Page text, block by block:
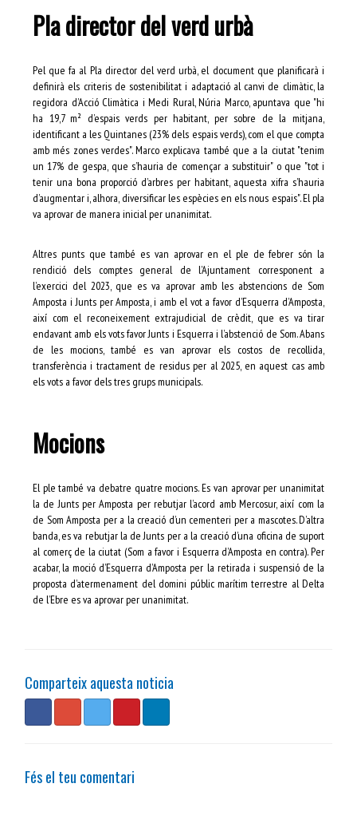
Pla director del verd urbà
Pel que fa al Pla director del verd urbà, el document que planificarà i
definirà els criteris de sostenibilitat i adaptació al canvi de climàtic, la
regidora d’Acció Climàtica i Medi Rural, Núria Marco, apuntava que "hi
ha 19,7 m² d’espais verds per habitant, per sobre de la mitjana,
identificant a les Quintanes (23% dels espais verds), com el que compta
amb més zones verdes". Marco explicava també que a la ciutat "tenim
un 17% de gespa, que s’hauria de començar a substituir" o que "tot i
tenir una bona proporció d’arbres per habitant, aquesta xifra s’hauria
d’augmentar i, alhora, diversificar les espècies en els nous espais". El pla
va aprovar de manera inicial per unanimitat.
Altres punts que també es van aprovar en el ple de febrer són la
rendició dels comptes general de l’Ajuntament corresponent a
l’exercici del 2023, que es va aprovar amb les abstencions de Som
Amposta i Junts per Amposta, i amb el vot a favor d’Esquerra d’Amposta,
així com el reconeixement extrajudicial de crèdit, que es va tirar
endavant amb els vots favor Junts i Esquerra i l’abstenció de Som. Abans
de les mocions, també es van aprovar els costos de recollida,
transferència i tractament de residus per al 2025, en aquest cas amb
els vots a favor dels tres grups municipals.
Mocions
El ple també va debatre quatre mocions. Es van aprovar per unanimitat
la de Junts per Amposta per rebutjar l’acord amb Mercosur, així com la
de Som Amposta per a la creació d’un cementeri per a mascotes. D’altra
banda, es va rebutjar la de Junts per a la creació d’una oficina de suport
al comerç de la ciutat (Som a favor i Esquerra d’Amposta en contra). Per
acabar, la moció d’Esquerra d’Amposta per la retirada i suspensió de la
proposta d’atermenament del domini públic marítim terrestre al Delta
de l’Ebre es va aprovar per unanimitat.
Comparteix aquesta noticia
Fés el teu comentari